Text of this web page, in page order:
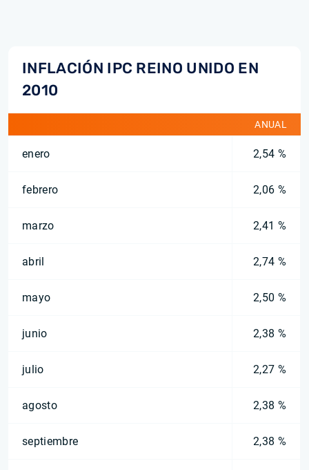
INFLACIÓN IPC REINO UNIDO EN
2010
ANUAL
enero 2,54 %
febrero 2,06 %
marzo 2,41 %
abril 2,74 %
mayo 2,50 %
junio 2,38 %
julio 2,27 %
agosto 2,38 %
septiembre 2,38 %